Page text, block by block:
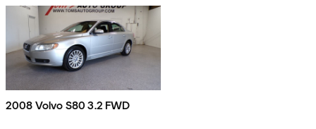
2008 Volvo S80 3.2 FWD